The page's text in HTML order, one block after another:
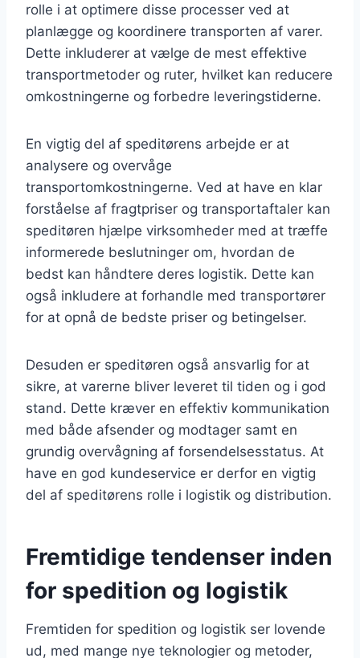
rolle i at optimere disse processer ved at
planlægge og koordinere transporten af varer.
Dette inkluderer at vælge de mest effektive
transportmetoder og ruter, hvilket kan reducere
omkostningerne og forbedre leveringstiderne.
En vigtig del af speditørens arbejde er at
analysere og overvåge
transportomkostningerne. Ved at have en klar
forståelse af fragtpriser og transportaftaler kan
speditøren hjælpe virksomheder med at træffe
informerede beslutninger om, hvordan de
bedst kan håndtere deres logistik. Dette kan
også inkludere at forhandle med transportører
for at opnå de bedste priser og betingelser.
Desuden er speditøren også ansvarlig for at
sikre, at varerne bliver leveret til tiden og i god
stand. Dette kræver en effektiv kommunikation
med både afsender og modtager samt en
grundig overvågning af forsendelsesstatus. At
have en god kundeservice er derfor en vigtig
del af speditørens rolle i logistik og distribution.
Fremtidige tendenser inden
for spedition og logistik
Fremtiden for spedition og logistik ser lovende
ud, med mange nye teknologier og metoder,